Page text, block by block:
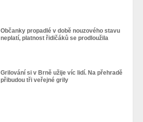
Občanky propadlé v době nouzového stavu
neplatí, platnost řidičáků se prodloužila
Grilování si v Brně užije víc lidí. Na přehradě
přibudou tři veřejné grily